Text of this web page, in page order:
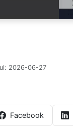
2026-06-27
Facebook